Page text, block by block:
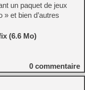
un paquet de jeux
et bien d’autres
(6.6 Mo)
0 commentaire